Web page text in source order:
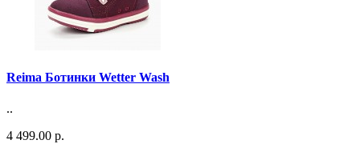
Reima Ботинки Wetter Wash
..
4 499.00 р.